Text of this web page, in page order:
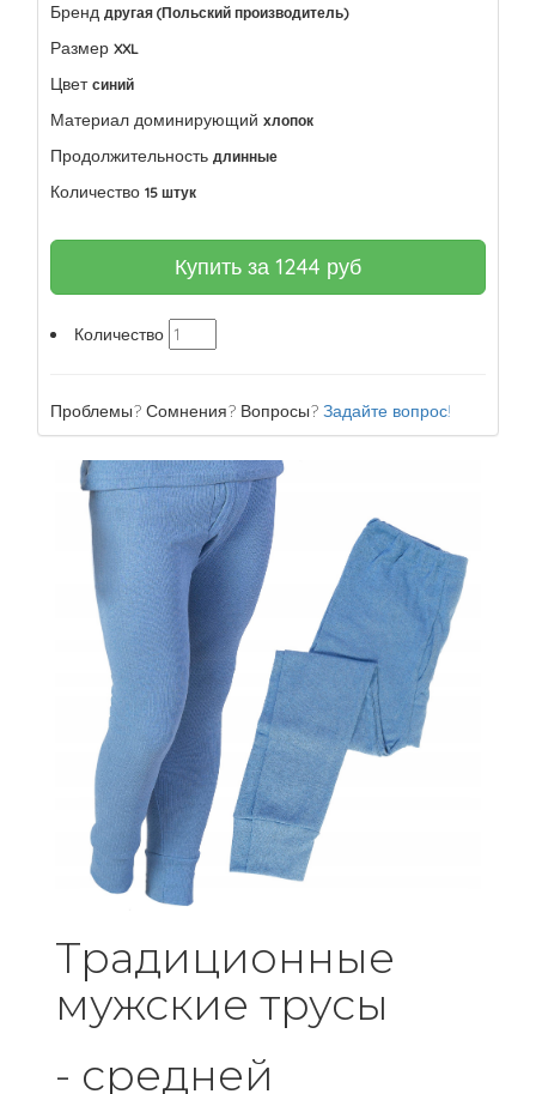
Бренд другая (Польский производитель)
Размер XXL
Цвет синий
Материал доминирующий хлопок
Продолжительность длинные
Количество 15 штук
Купить за 1244 руб
Количество
Проблемы? Сомнения? Вопросы? Задайте вопрос!
Традиционные
мужские трусы
- средней